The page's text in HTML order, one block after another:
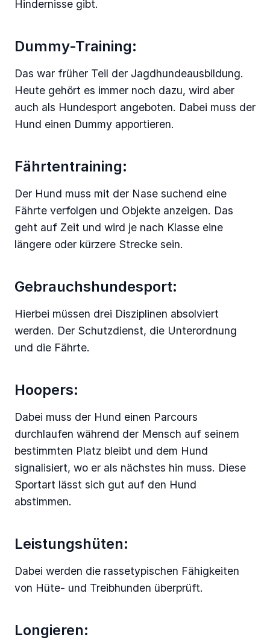
Hindernisse gibt.
Dummy-Training:
Das war früher Teil der Jagdhundeausbildung.
Heute gehört es immer noch dazu, wird aber
auch als Hundesport angeboten. Dabei muss der
Hund einen Dummy apportieren.
Fährtentraining:
Der Hund muss mit der Nase suchend eine
Fährte verfolgen und Objekte anzeigen. Das
geht auf Zeit und wird je nach Klasse eine
längere oder kürzere Strecke sein.
Gebrauchshundesport:
Hierbei müssen drei Disziplinen absolviert
werden. Der Schutzdienst, die Unterordnung
und die Fährte.
Hoopers:
Dabei muss der Hund einen Parcours
durchlaufen während der Mensch auf seinem
bestimmten Platz bleibt und dem Hund
signalisiert, wo er als nächstes hin muss. Diese
Sportart lässt sich gut auf den Hund
abstimmen.
Leistungshüten:
Dabei werden die rassetypischen Fähigkeiten
von Hüte- und Treibhunden überprüft.
Longieren: